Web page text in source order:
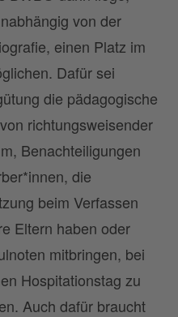
von der
einen Platz im
Dafür sei
die pädagogische
richtungsweisender
Benachteiligungen
die
beim Verfassen
Eltern haben oder
mitbringen, bei
Hospitationstag zu
Auch dafür braucht